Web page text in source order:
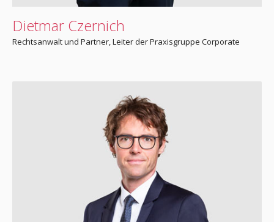
Dietmar Czernich
Rechtsanwalt und Partner­, Leiter der Praxisgruppe Corporate